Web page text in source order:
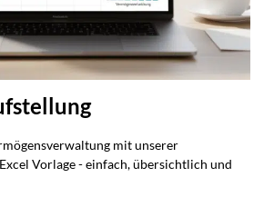
mit unserer
Vorlage - einfach, übersichtlich und